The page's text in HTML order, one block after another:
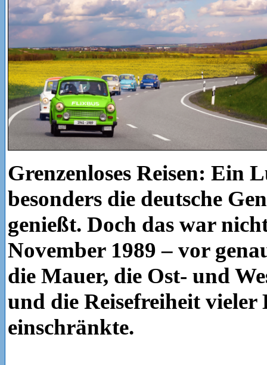
Grenzenloses Reisen: Ein
besonders die deutsche
genießt. Doch das war
November 1989 – vor
die Mauer, die Ost- und
und die Reisefreiheit vieler
einschränkte.